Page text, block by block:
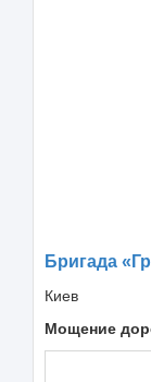
Бригада
Киев
Мощение